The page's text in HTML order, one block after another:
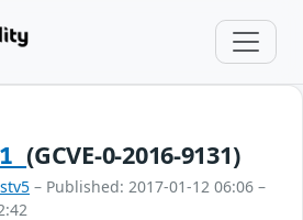
(GCVE-0-2016-9131)
– Published: 2017-01-12 06:06 –